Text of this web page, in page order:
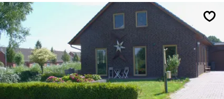
i
j
H
e
r
m
a
n
s
D